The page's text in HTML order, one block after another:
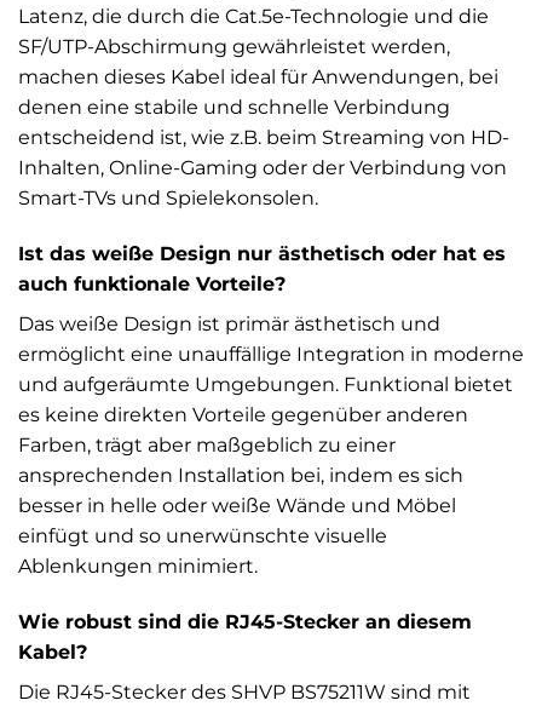
Latenz, die durch die Cat.5e-Technologie und die
SF/UTP-Abschirmung gewährleistet werden,
machen dieses Kabel ideal für Anwendungen, bei
denen eine stabile und schnelle Verbindung
entscheidend ist, wie z.B. beim Streaming von HD-
Inhalten, Online-Gaming oder der Verbindung von
Smart-TVs und Spielekonsolen.
Ist das weiße Design nur ästhetisch oder hat es
auch funktionale Vorteile?
Das weiße Design ist primär ästhetisch und
ermöglicht eine unauffällige Integration in moderne
und aufgeräumte Umgebungen. Funktional bietet
es keine direkten Vorteile gegenüber anderen
Farben, trägt aber maßgeblich zu einer
ansprechenden Installation bei, indem es sich
besser in helle oder weiße Wände und Möbel
einfügt und so unerwünschte visuelle
Ablenkungen minimiert.
Wie robust sind die RJ45-Stecker an diesem
Kabel?
Die RJ45-Stecker des SHVP BS75211W sind mit